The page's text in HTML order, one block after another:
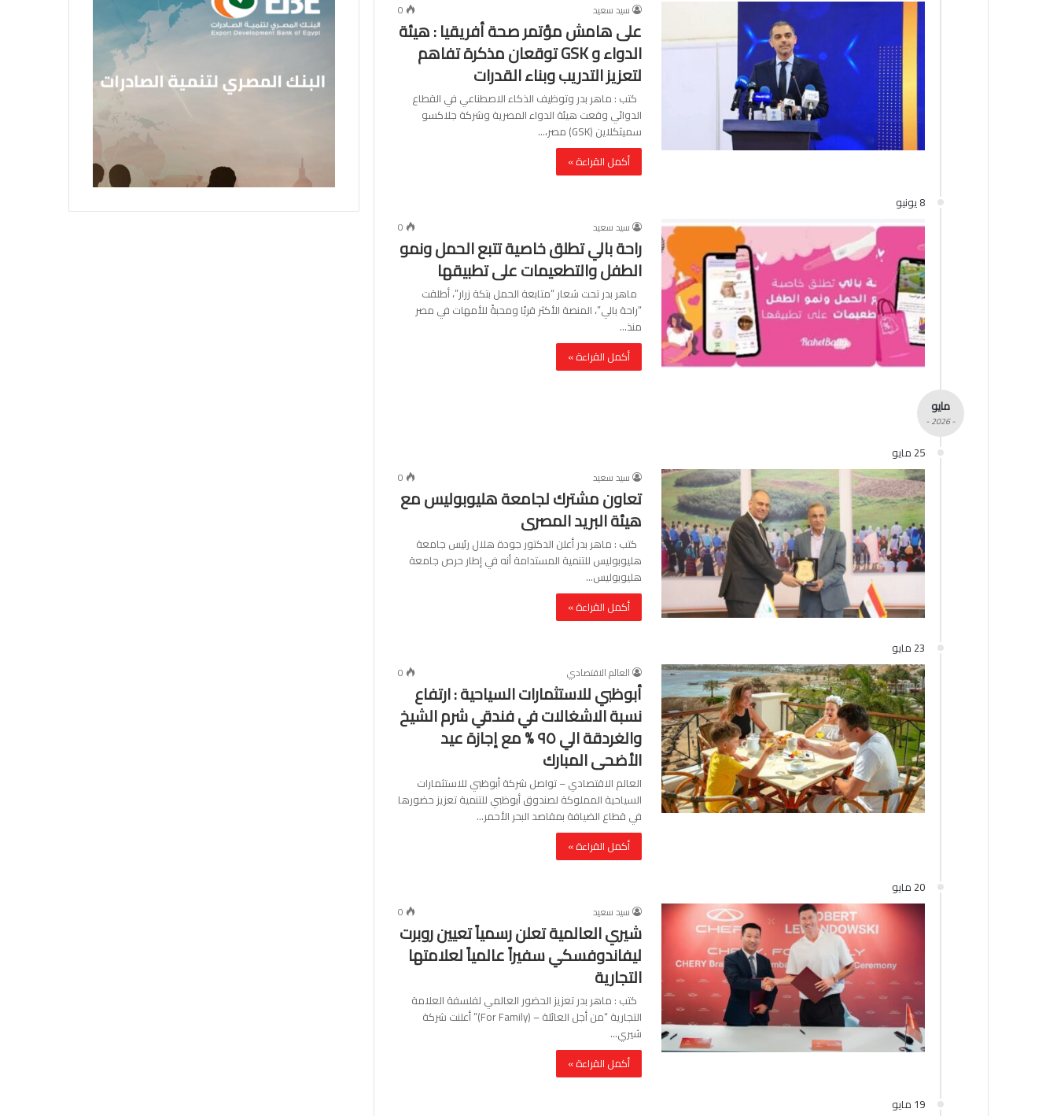
سيد سعيد 0
على هامش مؤتمر صحة أفريقيا : هيئة
الدواء و GSK توقعان مذكرة تفاهم
لتعزيز التدريب وبناء القدرات
كتب : ماهر بدر وتوظيف الذكاء الاصطناعي في القطاع
الدوائي وقعت هيئة الدواء المصرية وشركة جلاكسو
سميثكلاين (GSK) مصر،…
أكمل القراءة »
8 يونيو
سيد سعيد 0
راحة بالي تطلق خاصية تتبع الحمل ونمو
الطفل والتطعيمات على تطبيقها
ماهر بدر تحت شعار “متابعة الحمل بتكة زرار”، أطلقت
“راحة بالي”، المنصة الأكثر قربًا ومحبةً للأمهات في مصر
منذ…
أكمل القراءة »
مايو
- 2026 -
25 مايو
سيد سعيد 0
تعاون مشترك لجامعة هليوبوليس مع
هيئة البريد المصرى
كتب : ماهر بدر أعلن الدكتور جودة هلال رئيس جامعة
هليوبوليس للتنمية المستدامة أنه في إطار حرص جامعة
هليوبوليس…
أكمل القراءة »
23 مايو
العالم الاقتصادي 0
أبوظبي للاستثمارات السياحية : ارتفاع
نسبة الاشغالات في فندقي شرم الشيخ
والغردقة الي ٩٥ % مع إجازة عيد
الأضحى المبارك
العالم الاقتصادي – تواصل شركة أبوظبي للاستثمارات
السياحية المملوكة لصندوق أبوظبي للتنمية تعزيز حضورها
في قطاع الضيافة بمقاصد البحر الأحمر…
أكمل القراءة »
20 مايو
سيد سعيد 0
شيري العالمية تعلن رسمياً تعيين روبرت
ليفاندوفسكي سفيراً عالمياً لعلامتها
التجارية
كتب : ماهر بدر تعزيز الحضور العالمي لفلسفة العلامة
التجارية “من أجل العائلة – (For Family)” أعلنت شركة
شيري…
أكمل القراءة »
19 مايو